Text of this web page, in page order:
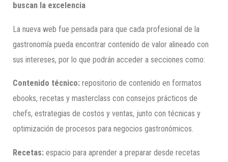
buscan la excelencia
La nueva web fue pensada para que cada profesional de la
gastronomía pueda encontrar contenido de valor alineado con
sus intereses, por lo que podrán acceder a secciones como:
Contenido técnico: repositorio de contenido en formatos
ebooks, recetas y masterclass con consejos prácticos de
chefs, estrategias de costos y ventas, junto con técnicas y
optimización de procesos para negocios gastronómicos.
Recetas: espacio para aprender a preparar desde recetas